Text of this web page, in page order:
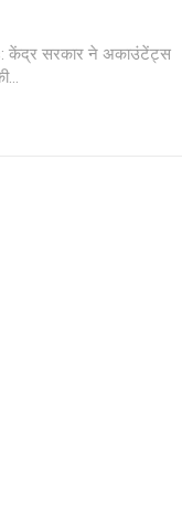
केंद्र सरकार ने अकाउंटेंट्स